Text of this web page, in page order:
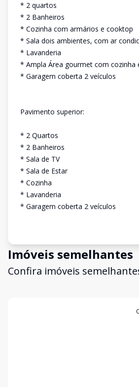
* 2 quartos
* 2 Banheiros
* Cozinha com armários e cooktop
* Sala dois ambientes, com ar
* Lavanderia
* Ampla Área gourmet com cozinha
* Garagem coberta 2 veículos
Pavimento superior:
* 2 Quartos
* 2 Banheiros
* Sala de TV
* Sala de Estar
* Cozinha
* Lavanderia
* Garagem coberta 2 veículos
Imóveis semelhantes
Confira imóveis